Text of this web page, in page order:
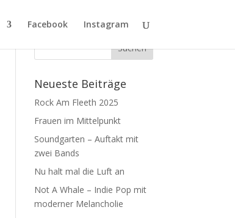
Facebook Instagram
Neueste Beiträge
Rock Am Fleeth 2025
Frauen im Mittelpunkt
Soundgarten – Auftakt mit
zwei Bands
Nu halt mal die Luft an
Not A Whale – Indie Pop mit
moderner Melancholie